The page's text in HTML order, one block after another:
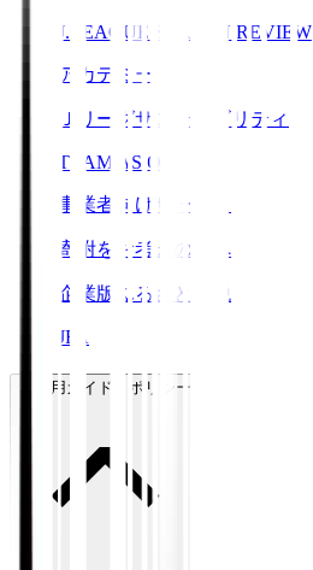
J.LEAGUE SEASON REVIEW
アカデミー
Ｊリーグサステナビリティ
TEAM AS ONE
事業者向けサービス
寄附をお考えの方へ
企業版ふるさと納税
JFA
ご利用ガイド・ポリシー